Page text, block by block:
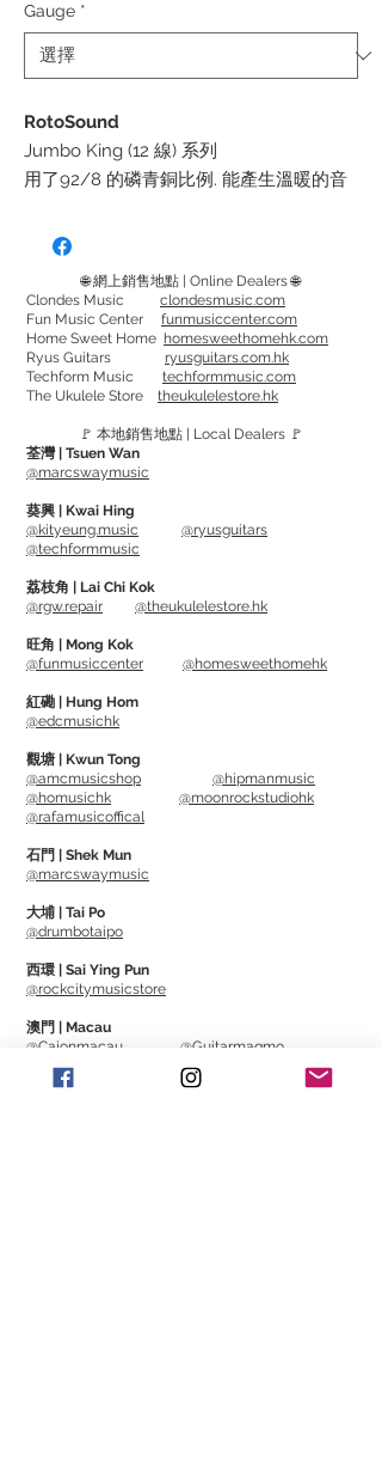
Gauge *
RotoSound
Jumbo King (12 線) 系列
用了92/8 的磷青銅比例. 能產生溫暖的音
Jumbo King 系列是RotoSound 中最受歡
弦徑:
JK30EL - 12 String Set - JK30EL (10-28 /
10-48)
Jumbo King (12 String) series
92/8 Phosphor Brzone. Offering a
Jumbo King is RotoSound best selling
acoustic string.
Gauge:
JK30EL - 12 String Set - JK30EL (10-28 /
10-48)
🌐 網上銷售地點 | Online Dealers 🌐
Clondes Music clondesmusic.com
Fun Music Center funmusiccenter.com
Home Sweet Home homesweethomehk.com
Ryus Guitars ryusguitars.com.hk
Techform Music techformmusic.com
The Ukulele Store theukulelestore.hk
🚩 本地銷售地點 | Local Dealers 🚩
荃灣 | Tsuen Wan
@marcswaymusic
葵興 | Kwai Hing
@kityeung.music
@ryusguitars
@techformmusic
荔枝角 | Lai Chi Kok
@rgw.repair
@theukulelestore.hk
旺角 | Mong Kok
@funmusiccenter
@homesweethomehk
紅磡 | Hung Hom
@edcmusichk
觀塘 | Kwun Tong
@amcmusicshop
@hipmanmusic
@homusichk
@moonrockstudiohk
@rafamusicoffical
石門 | Shek Mun
@marcswaymusic
大埔 | Tai Po
@drumbotaipo
西環 | Sai Ying Pun
@rockcitymusicstore
澳門 | Macau
@Cajonmacau
@Guitarmagmo